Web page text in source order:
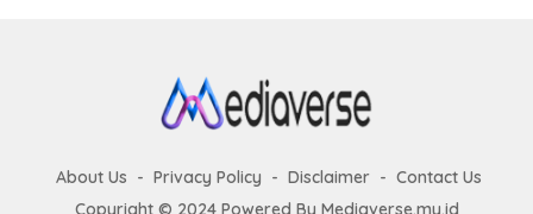
About Us Privacy Policy Disclaimer
Contact Us